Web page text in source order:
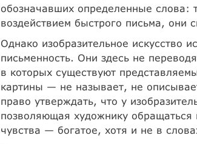
обозначавших определенные слова:
воздействием быстрого письма, они
Однако изобразительное искусство
письменность. Они здесь не
в которых существуют
картины — не называет, не
право утверждать, что у
позволяющая художнику
чувства — богатое, хотя и не в